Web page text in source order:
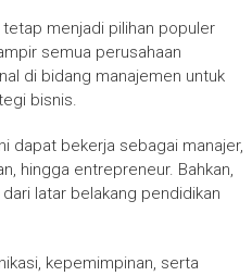
menjadi pilihan populer
semua perusahaan
di bidang manajemen untuk
bisnis.
dapat bekerja sebagai manajer,
hingga entrepreneur. Bahkan,
latar belakang pendidikan
kepemimpinan, serta